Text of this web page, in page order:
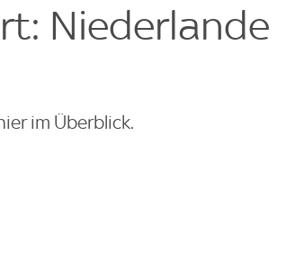
Niederlande
im Überblick.